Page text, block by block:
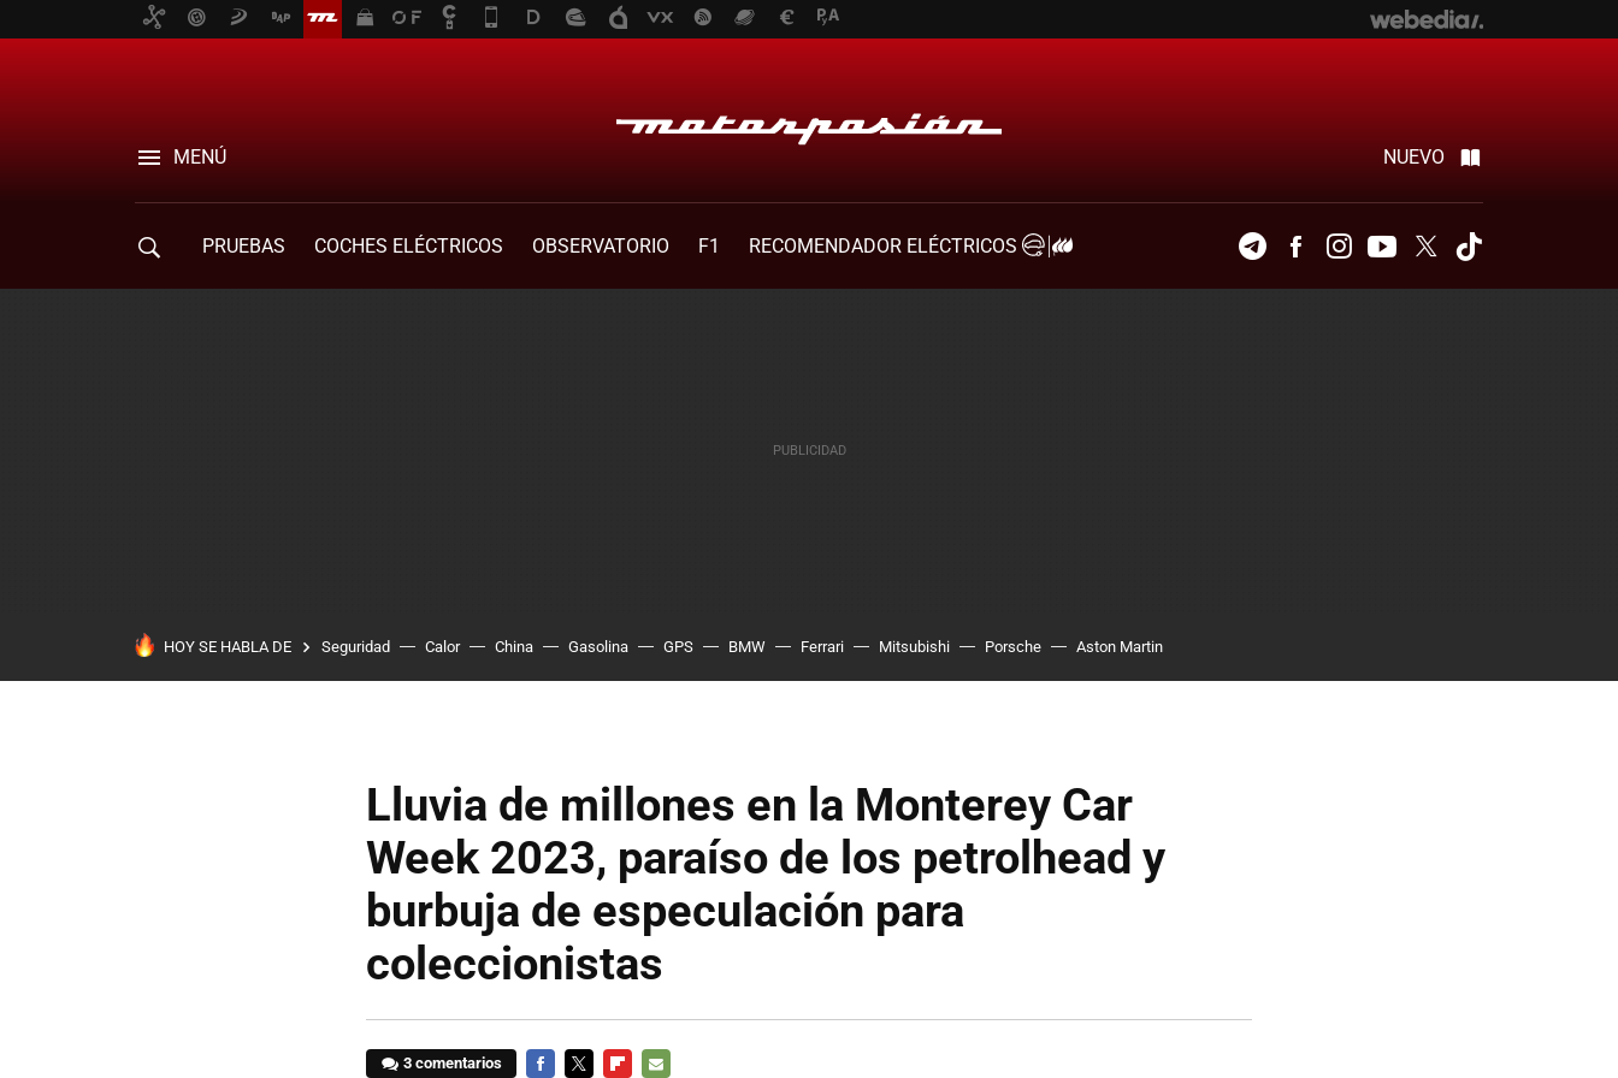
MENÚ NUEVO
PRUEBAS COCHES ELÉCTRICOS OBSERVATORIO F1
RECOMENDADOR ELÉCTRICOS
TelegramFacebookInstagramYoutubeTwitter
HOY SE HABLA DE Seguridad Calor China Gasolina GPS BMW Ferrari Mitsubishi Porsche Aston Martin
Lluvia de millones en la Monterey Car
Week 2023, paraíso de los petrolhead y
burbuja de especulación para
coleccionistas
3 comentarios